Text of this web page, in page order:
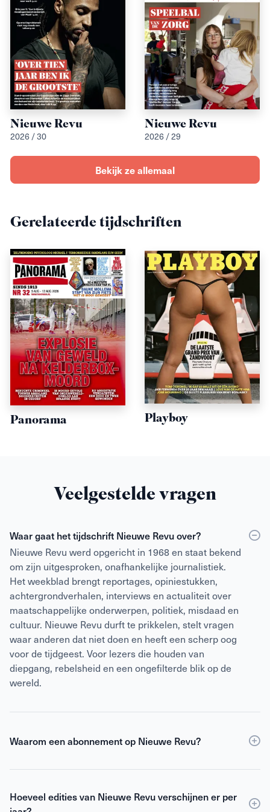
Nieuwe Revu
2026 / 30
Nieuwe Revu
2026 / 29
Bekijk ze allemaal
Gerelateerde tijdschriften
Panorama Playboy
Veelgestelde vragen
Waar gaat het tijdschrift Nieuwe Revu over?
Nieuwe Revu werd opgericht in 1968 en staat bekend
om zijn uitgesproken, onafhankelijke journalistiek.
Het weekblad brengt reportages, opiniestukken,
achtergrondverhalen, interviews en actualiteit over
maatschappelijke onderwerpen, politiek, misdaad en
cultuur. Nieuwe Revu durft te prikkelen, stelt vragen
waar anderen dat niet doen en heeft een scherp oog
voor de tijdgeest. Voor lezers die houden van
diepgang, rebelsheid en een ongefilterde blik op de
wereld.
Waarom een abonnement op Nieuwe Revu?
Eenabonnementop Nieuwe Revu is voordeliger dan
scherpe journalistiek en digitale edities. Je ontvangt
Hoeveel edities van Nieuwe Revu verschijnen er per